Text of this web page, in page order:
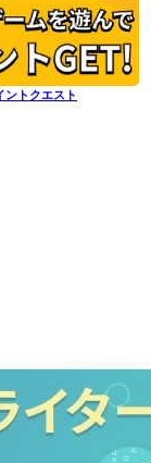
ントクエスト